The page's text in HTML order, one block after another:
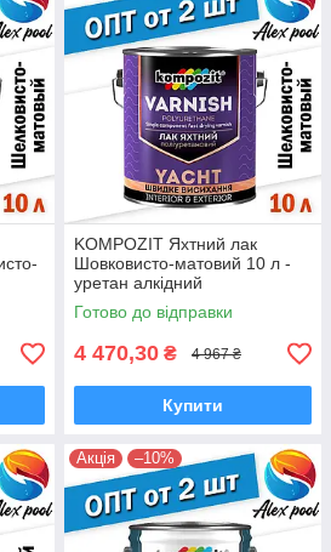
KOMPOZIT Яхтний лак
Шовковисто-матовий 10 л -
уретан алкідний
високоміцний
атмосферостійкий
Готово до відправки
4 470,30 ₴ 4 967 ₴
Купити
Акція –10%